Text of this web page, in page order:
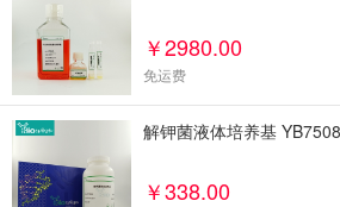
￥2980.00
免运费
解钾菌液体培养基
￥338.00